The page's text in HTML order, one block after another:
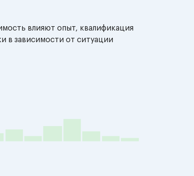
влияют опыт, квалификация
в зависимости от ситуации